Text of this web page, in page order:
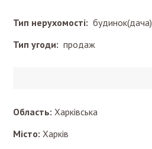
Тип нерухомості: будинок(дача)
Тип угоди: продаж
Область: Харківська
Місто: Харків